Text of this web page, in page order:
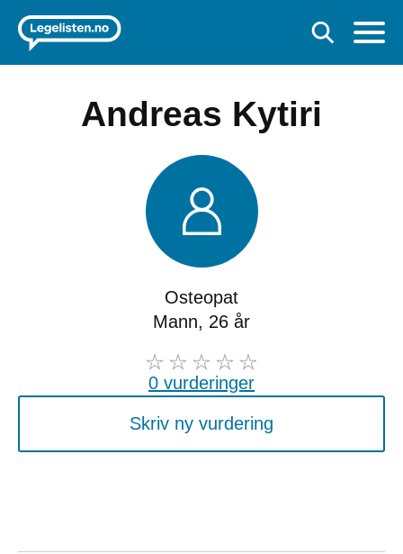
Andreas Kytiri
Osteopat
Mann, 26 år
0 vurderinger
Skriv ny vurdering